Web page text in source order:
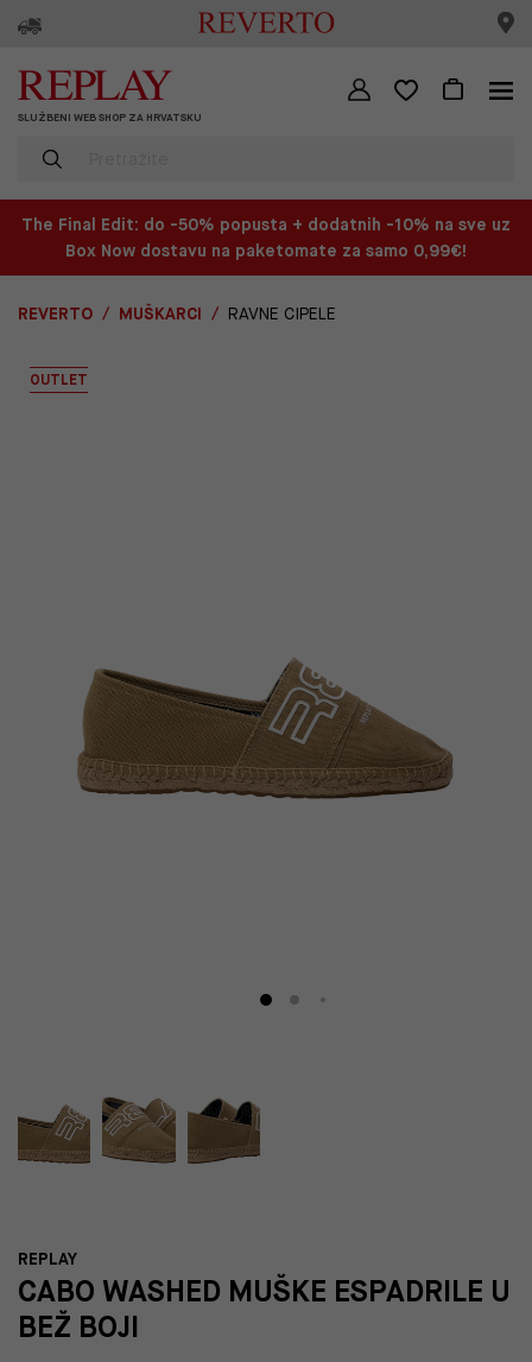
SLUŽBENI WEB SHOP ZA HRVATSKU
The Final Edit: do -50% popusta + dodatnih -10% na sve uz
Box Now dostavu na paketomate za samo 0,99€!
REVERTO MUŠKARCI RAVNE CIPELE
OUTLET
REPLAY
CABO WASHED MUŠKE ESPADRILE U
BEŽ BOJI